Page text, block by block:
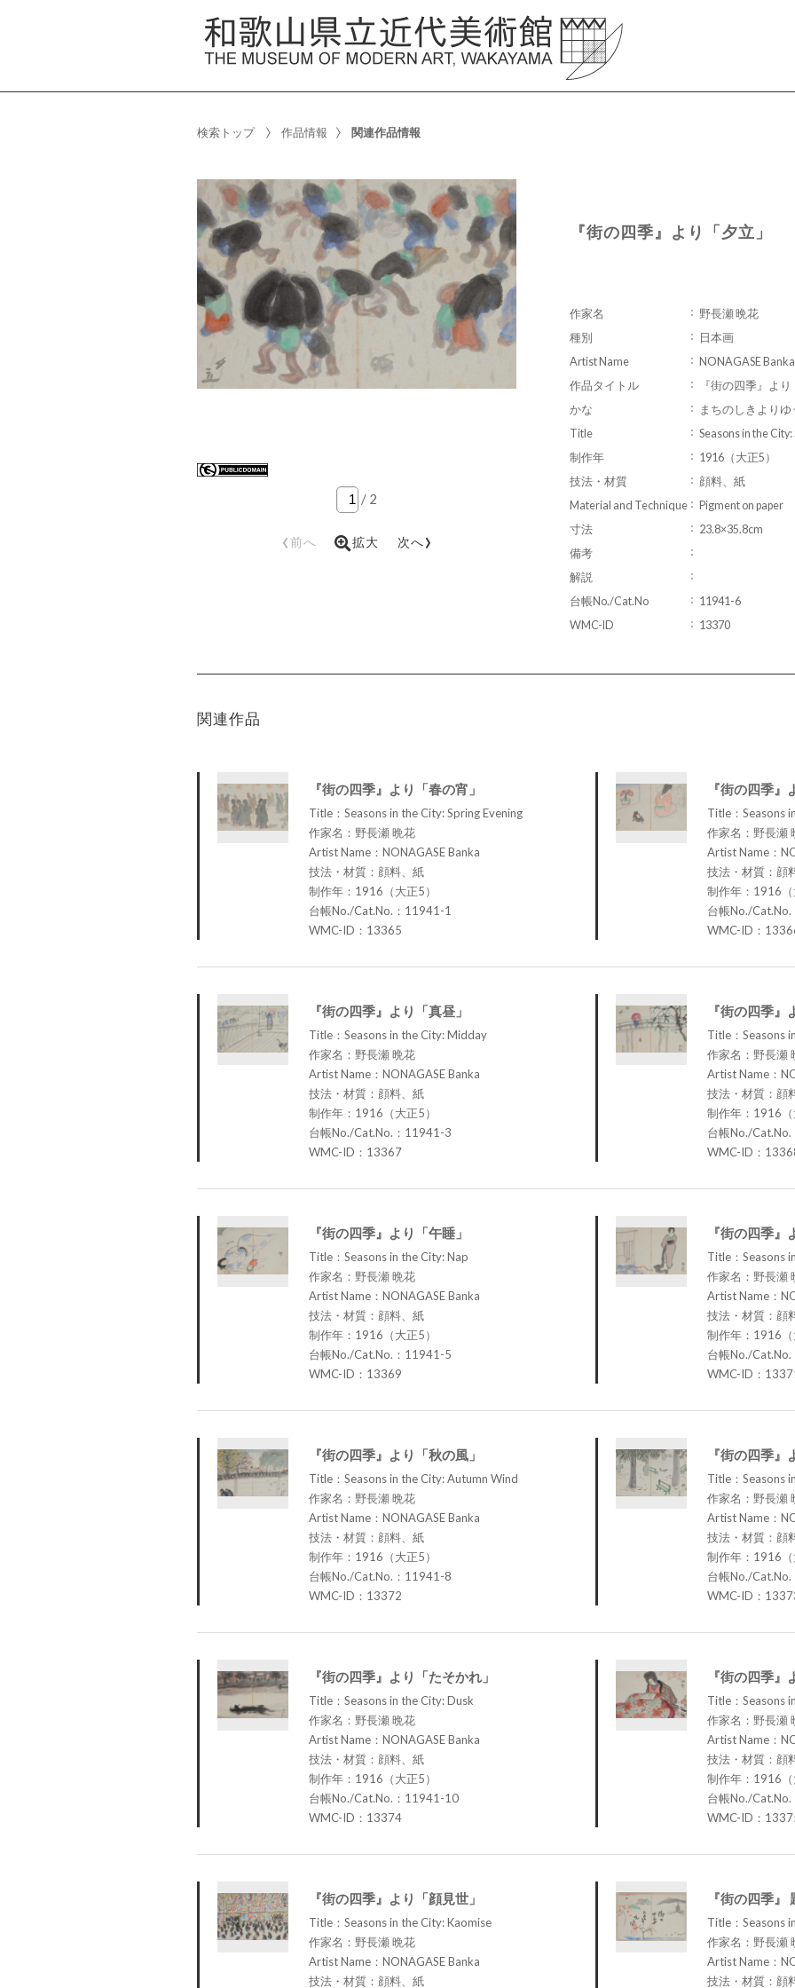
検索トップ 作品情報 関連作品情報
/ 2
‹前へ 拡大 次へ›
『街の四季』より「夕立」
作家名
野長瀬 晩花
種別
日本画
Artist Name
NONAGASE Banka
作品タイトル
『街の四季』より
かな
まちのしきよりゆ
Title
Seasons in the
制作年
1916（大正5）
技法・材質
顔料、紙
Material and Technique
Pigment on paper
寸法
23.8×35.8cm
備考
解説
台帳No./Cat.No
11941-6
WMC-ID
13370
関連作品
『街の四季』より「春の宵」
Title：Seasons in the City: Spring Evening
作家名：野長瀬 晩花
Artist Name：NONAGASE Banka
技法・材質：顔料、紙
制作年：1916（大正5）
台帳No./Cat.No.：11941-1
WMC-ID：13365
『街の四季』
Title：Seasons
作家名：野長瀬
Artist Name：
技法・材質：顔
制作年：1916（
台帳No./
WMC-ID：
『街の四季』より「真昼」
Title：Seasons in the City: Midday
作家名：野長瀬 晩花
Artist Name：NONAGASE Banka
技法・材質：顔料、紙
制作年：1916（大正5）
台帳No./Cat.No.：11941-3
WMC-ID：13367
『街の四季』
Title：Seasons
作家名：野長瀬
Artist Name：
技法・材質：顔
制作年：1916（
台帳No./
WMC-ID：
『街の四季』より「午睡」
Title：Seasons in the City: Nap
作家名：野長瀬 晩花
Artist Name：NONAGASE Banka
技法・材質：顔料、紙
制作年：1916（大正5）
台帳No./Cat.No.：11941-5
WMC-ID：13369
『街の四季』
Title：Seasons
作家名：野長瀬
Artist Name：
技法・材質：顔
制作年：1916（
台帳No./
WMC-ID：
『街の四季』より「秋の風」
Title：Seasons in the City: Autumn Wind
作家名：野長瀬 晩花
Artist Name：NONAGASE Banka
技法・材質：顔料、紙
制作年：1916（大正5）
台帳No./Cat.No.：11941-8
WMC-ID：13372
『街の四季』
Title：Seasons
作家名：野長瀬
Artist Name：
技法・材質：顔
制作年：1916（
台帳No./
WMC-ID：
『街の四季』より「たそかれ」
Title：Seasons in the City: Dusk
作家名：野長瀬 晩花
Artist Name：NONAGASE Banka
技法・材質：顔料、紙
制作年：1916（大正5）
台帳No./Cat.No.：11941-10
WMC-ID：13374
『街の四季』
Title：Seasons
作家名：野長瀬
Artist Name：
技法・材質：顔
制作年：1916（
台帳No./
WMC-ID：
『街の四季』より「顔見世」
Title：Seasons in the City: Kaomise
作家名：野長瀬 晩花
Artist Name：NONAGASE Banka
技法・材質：顔料、紙
『街の四季』
Title：Seasons
作家名：野長瀬
Artist Name：
技法・材質：顔